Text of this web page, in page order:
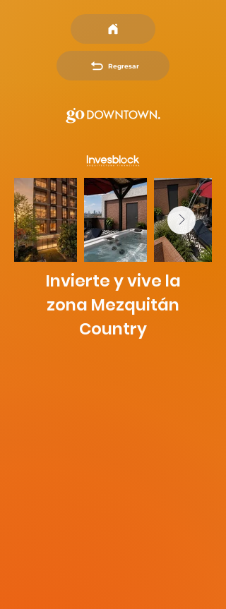
Regresar
Invierte y vive la
zona Mezquitán
Country